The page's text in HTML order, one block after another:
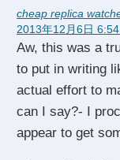
cheap replica
2013年12月6日
Aw, this was a
to put in writing
actual effort to
can I say?- I
appear to get